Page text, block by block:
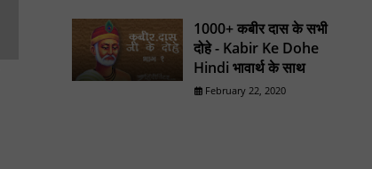
1000+ कबीर दास के सभी
दोहे - Kabir Ke Dohe
Hindi भावार्थ के साथ
February 22, 2020